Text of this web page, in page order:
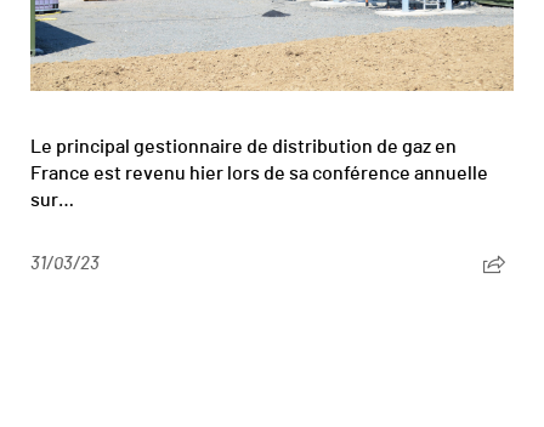
Le principal gestionnaire de distribution de gaz en
France est revenu hier lors de sa conférence annuelle
sur…
31/03/23